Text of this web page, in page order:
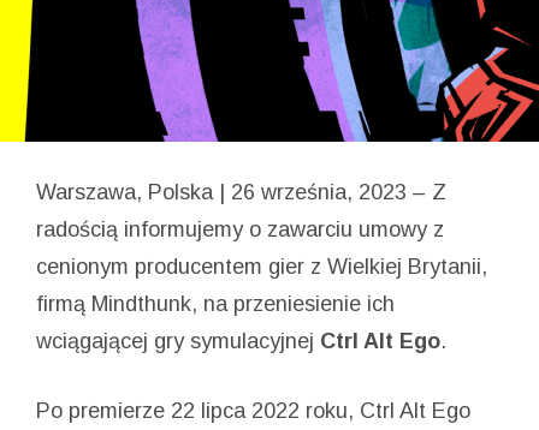
Warszawa, Polska | 26 września, 2023 – Z
radością informujemy o zawarciu umowy z
cenionym producentem gier z Wielkiej Brytanii,
firmą Mindthunk, na przeniesienie ich
wciągającej gry symulacyjnej Ctrl Alt Ego.
Po premierze 22 lipca 2022 roku, Ctrl Alt Ego